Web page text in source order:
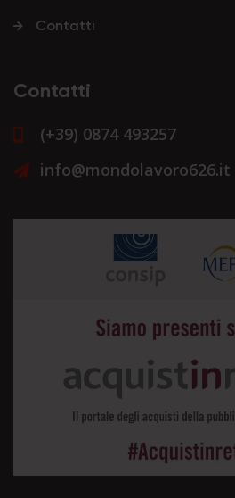
Contatti
Contatti
(+39) 0874 493257
info@mondolavoro626.it